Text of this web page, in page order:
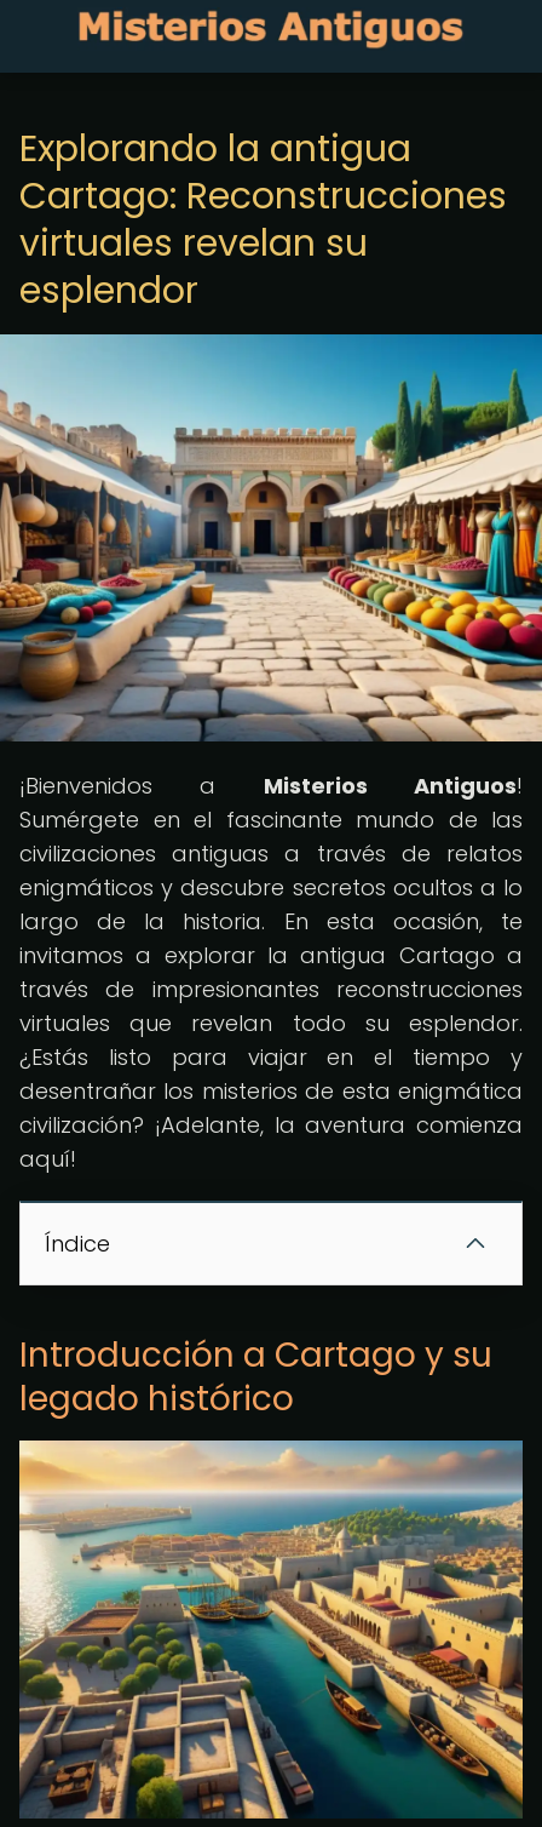
Explorando la antigua
Cartago: Reconstrucciones
virtuales revelan su
esplendor
¡Bienvenidos a Misterios Antiguos!
Sumérgete en el fascinante mundo de las
civilizaciones antiguas a través de relatos
enigmáticos y descubre secretos ocultos a lo
largo de la historia. En esta ocasión, te
invitamos a explorar la antigua Cartago a
través de impresionantes reconstrucciones
virtuales que revelan todo su esplendor.
¿Estás listo para viajar en el tiempo y
desentrañar los misterios de esta enigmática
civilización? ¡Adelante, la aventura comienza
aquí!
Índice
Introducción a Cartago y su
legado histórico